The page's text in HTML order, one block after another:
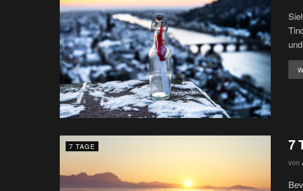
7 TAGE 7
von